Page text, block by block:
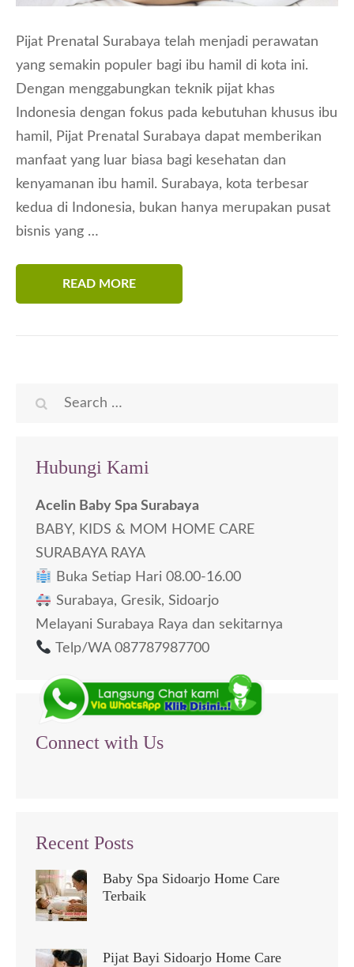
Pijat Prenatal Surabaya telah menjadi perawatan
yang semakin populer bagi ibu hamil di kota ini.
Dengan menggabungkan teknik pijat khas
Indonesia dengan fokus pada kebutuhan khusus ibu
hamil, Pijat Prenatal Surabaya dapat memberikan
manfaat yang luar biasa bagi kesehatan dan
kenyamanan ibu hamil. Surabaya, kota terbesar
kedua di Indonesia, bukan hanya merupakan pusat
bisnis yang …
READ MORE
Search
Hubungi Kami
Acelin Baby Spa Surabaya
BABY, KIDS & MOM HOME CARE
SURABAYA RAYA
Buka Setiap Hari 08.00-16.00
Surabaya, Gresik, Sidoarjo
Melayani Surabaya Raya dan sekitarnya
Telp/WA 087787987700
Connect with Us
Recent Posts
Baby Spa Sidoarjo Home Care
Terbaik
Pijat Bayi Sidoarjo Home Care